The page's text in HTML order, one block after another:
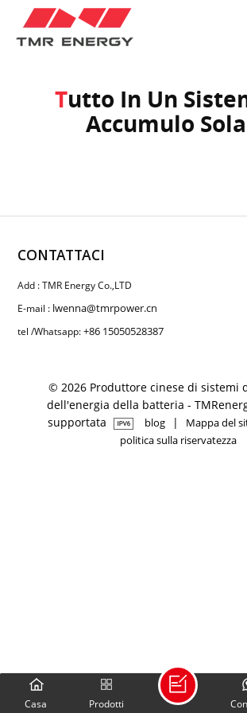
Casa / Tutto In Un Sistema Di
Tutto In Un Sistema Di
Accumulo
CONTATTACI
Add : TMR Energy Co.,LTD
E-mail : lwenna@tmrpower.cn
tel /Whatsapp:+86 15050528387
© 2026 Produttore cinese di sistemi
dell'energia della batteria -
supportata
blog | Mappa del
politica sulla riservatezza
Casa Prodotti